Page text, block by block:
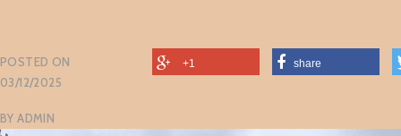
POSTED ON
03/12/2025
BYADMIN
+1 share